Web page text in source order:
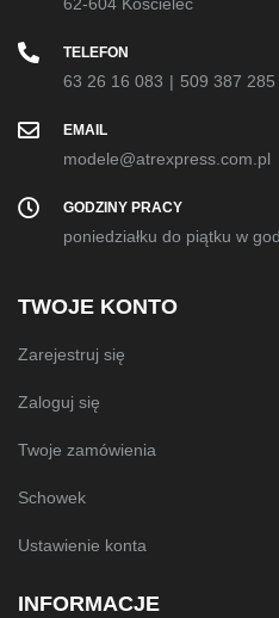
62-604 Kościelec
TELEFON
63 26 16 083 | 509 387 285
EMAIL
modele@atrexpress.com.pl
GODZINY PRACY
poniedziałku do piątku w
TWOJE KONTO
Zarejestruj się
Zaloguj się
Twoje zamówienia
Schowek
Ustawienie konta
INFORMACJE